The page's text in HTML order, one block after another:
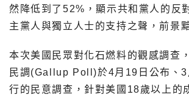
然降低到了52%，顯示共和黨人的反
主黨人與獨立人士的支持之聲，前景
本次美國民眾對化石燃料的觀感調查
民調(Gallup Poll)於4月19日公布、3
行的民意調查，針對美國18歲以上的